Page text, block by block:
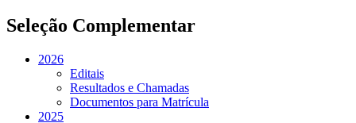
Seleção Complementar
2026
Editais
Resultados e Chamadas
Documentos para Matrícula
2025